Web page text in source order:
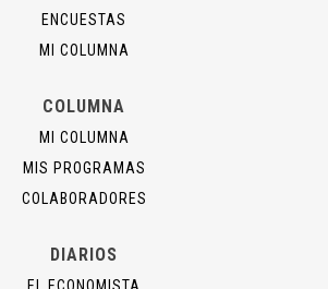
ENCUESTAS
MI COLUMNA
COLUMNA
MI COLUMNA
MIS PROGRAMAS
COLABORADORES
DIARIOS